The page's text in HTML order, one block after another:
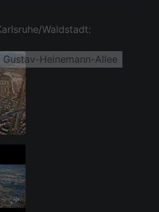
Waldstadt:
Heinemann-Allee